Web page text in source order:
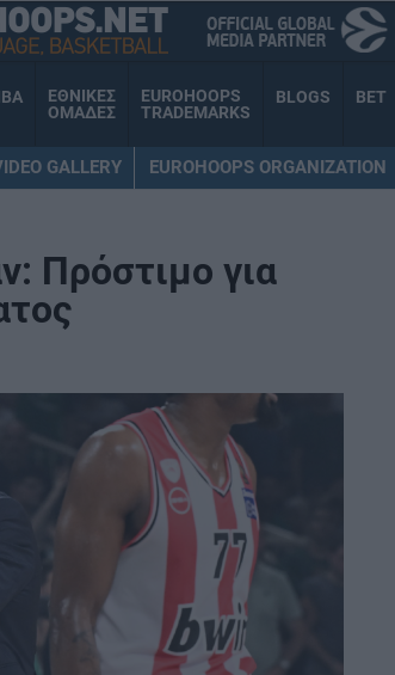
ΕΘΝΙΚΕΣ
ΟΜΑΔΕΣ
EUROHOOPS
TRADEMARKS
BLOGS BET
GALLERY EUROHOOPS ORGANIZATION
Πρόστιμο για